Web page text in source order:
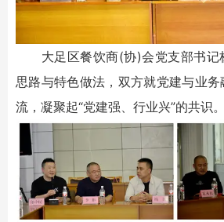
大足区餐饮商(协)会党支部书记
思路与特色做法，双方就党建与业
流，凝聚起“党建强、行业兴”的共识。